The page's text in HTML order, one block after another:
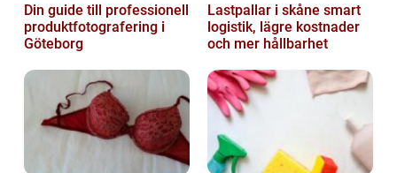
Din guide till professionell
produktfotografering i
Göteborg
Lastpallar i skåne smart
logistik, lägre kostnader
och mer hållbarhet